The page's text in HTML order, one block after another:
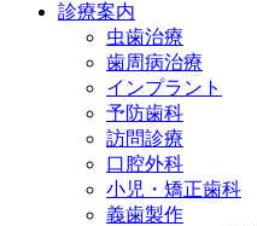
診療案内
虫歯治療
歯周病治療
インプラント
予防歯科
訪問診療
口腔外科
小児・矯正歯科
義歯製作